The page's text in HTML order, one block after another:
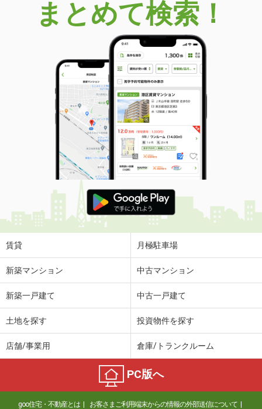
価 格
1.65万円
兵庫県神戸市垂水区五色山１丁目
貸駐車場
使用面積 -
兵庫県芦屋市東山町
価 格
19.64万円
住 所
兵庫県芦屋市東山町
物件種別 貸店舗（建物一部）
使用面積 98.34m²
兵庫県芦屋市親王塚町
価 格
43.78万円
住 所
兵庫県芦屋市親王塚町
物件種別
兵庫県芦屋市上宮川町
16.50万円
貸店舗（建物一部）
兵庫県芦屋市業平町
8.80万円
住 所
兵庫県芦屋市業平町
物件種別 貸事務所
まとめて検索！
賃貸 月極駐車場
新築マンション 中古マンション
新築一戸建て 中古一戸建て
土地を探す 投資物件を探す
店舗/事業用 倉庫/トランクルーム
PC版へ
goo住宅・不動産とは お客さまご利用端末からの情報の外部送信について